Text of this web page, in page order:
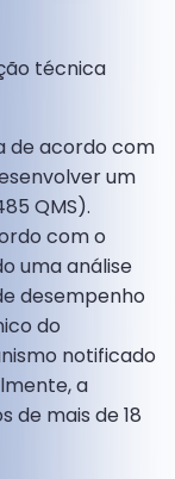
técnica
de acordo com
um
QMS).
com o
uma análise
desempenho
do
notificado
a
de mais de 18